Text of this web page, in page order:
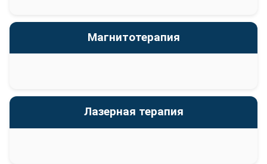
Магнитотерапия
Лазерная терапия